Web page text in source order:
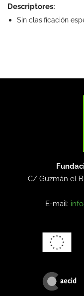
Descriptores:
Sin clasificación
C/ Guzmán el
E-mail: